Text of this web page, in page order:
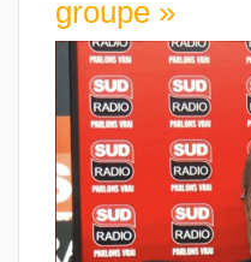
groupe »